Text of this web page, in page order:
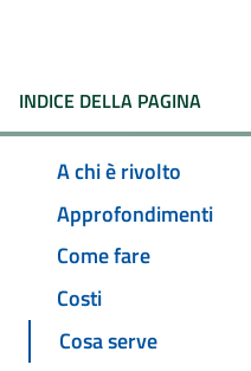
INDICE DELLA PAGINA
A chi è rivolto
Approfondimenti
Come fare
Costi
Cosa serve